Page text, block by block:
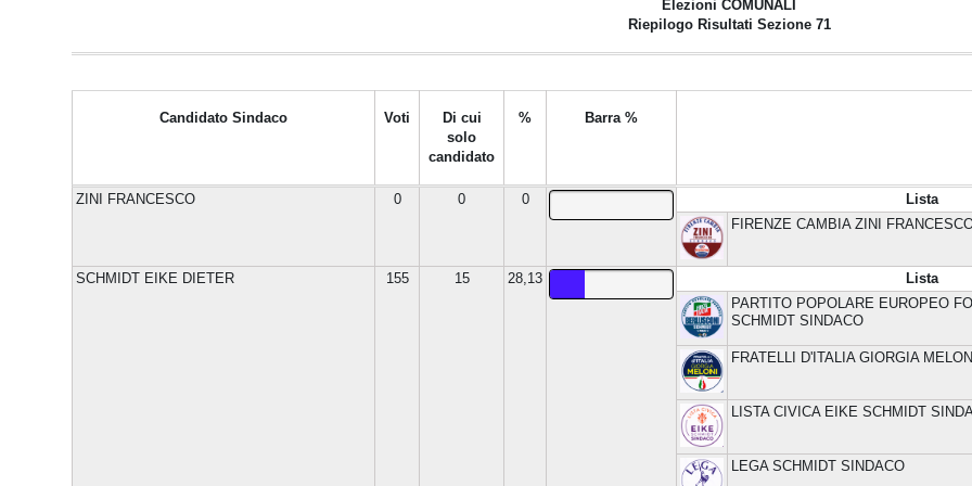
Elezioni COMUNALI
Riepilogo Risultati Sezione 71
Candidato Sindaco Voti
Di cui
solo
candidato
% Barra %
ZINI FRANCESCO 0 0 0
Lista
FIRENZE CAMBIA ZINI
SCHMIDT EIKE DIETER 155 15 28,13
Lista
PARTITO POPOLARE EUROPEO
SCHMIDT SINDACO
FRATELLI D'ITALIA GIORGIA
LISTA CIVICA EIKE SCHMIDT
LEGA SCHMIDT SINDACO